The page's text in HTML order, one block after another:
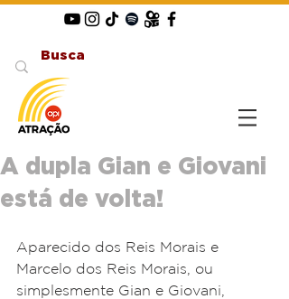
A dupla Gian e Giovani
está de volta!
Aparecido dos Reis Morais e
Marcelo dos Reis Morais, ou
simplesmente Gian e Giovani,